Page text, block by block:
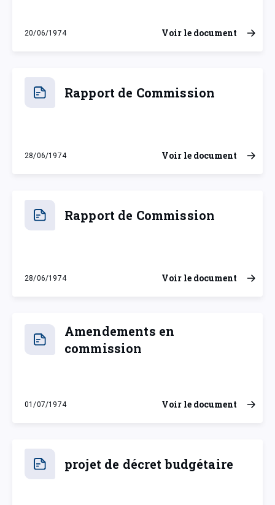
20/06/1974
jeudi 20 juin 1974
Voir le document
Rapport de Commission
28/06/1974
vendredi 28 juin 1974
Voir le document
Rapport de Commission
28/06/1974
vendredi 28 juin 1974
Voir le document
Amendements en
commission
01/07/1974
lundi 1 juillet 1974
Voir le document
projet de décret budgétaire